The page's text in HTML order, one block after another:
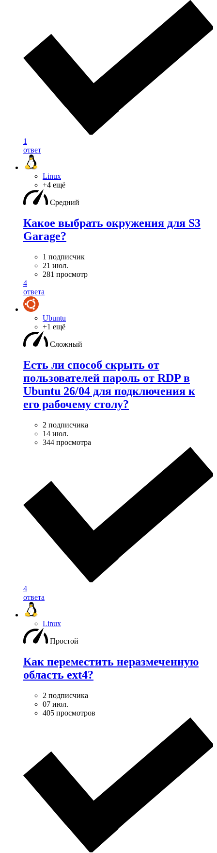
1
ответ
Linux
+4 ещё
Средний
Какое выбрать окружения для S3
Garage?
1 подписчик
21 июл.
281 просмотр
4
ответа
Ubuntu
+1 ещё
Сложный
Есть ли способ скрыть от
пользователей пароль от RDP в
Ubuntu 26/04 для подключения к
его рабочему столу?
2 подписчика
14 июл.
344 просмотра
4
ответа
Linux
Простой
Как переместить неразмеченную
область ext4?
2 подписчика
07 июл.
405 просмотров